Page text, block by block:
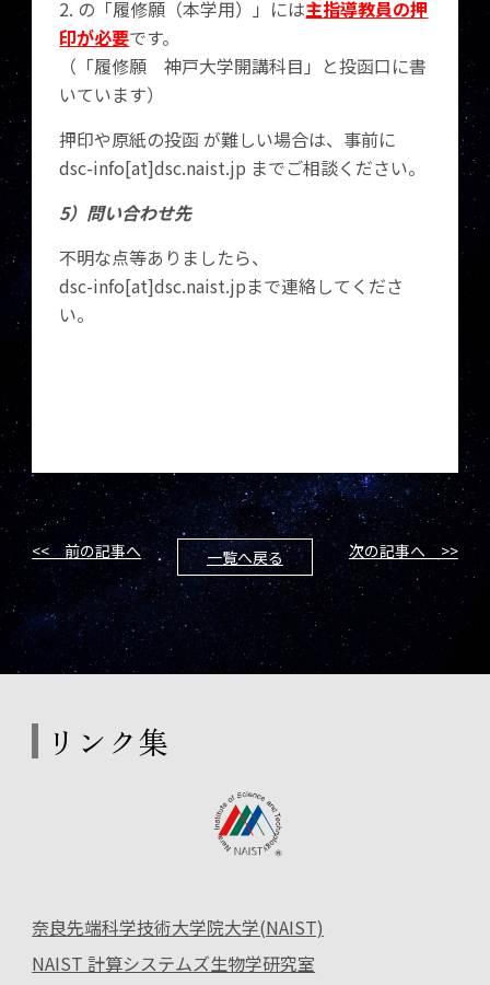
2. の「履修願（本学用）」には主指導教員の押
印が必要です。
（「履修願 神戸大学開講科目」と投函口に書
いています）
押印や原紙の投函 が難しい場合は、事前に
dsc-info[at]dsc.naist.jp までご相談ください。
5）問い合わせ先
不明な点等ありましたら、
dsc-info[at]dsc.naist.jpまで連絡してくださ
い。
<< 前の記事へ 一覧へ戻る 次の記事へ >>
リンク集
奈良先端科学技術大学院大学(NAIST)
NAIST 計算システムズ生物学研究室